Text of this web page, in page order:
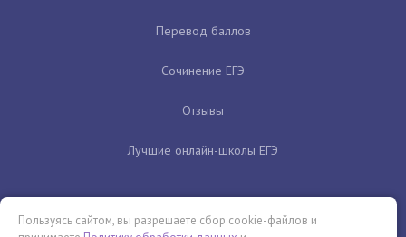
Перевод баллов
Сочинение ЕГЭ
Отзывы
Лучшие онлайн-школы ЕГЭ
Пользуясь сайтом, вы разрешаете сбор cookie-файлов и